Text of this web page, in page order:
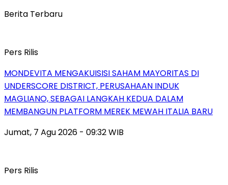
Berita Terbaru
Pers Rilis
MONDEVITA MENGAKUISISI SAHAM MAYORITAS DI
UNDERSCORE DISTRICT, PERUSAHAAN INDUK
MAGLIANO, SEBAGAI LANGKAH KEDUA DALAM
MEMBANGUN PLATFORM MEREK MEWAH ITALIA BARU
Jumat, 7 Agu 2026 - 09:32 WIB
Pers Rilis